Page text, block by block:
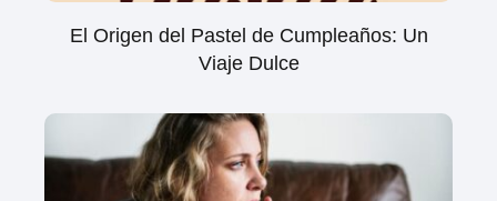
El Origen del Pastel de Cumpleaños: Un
Viaje Dulce